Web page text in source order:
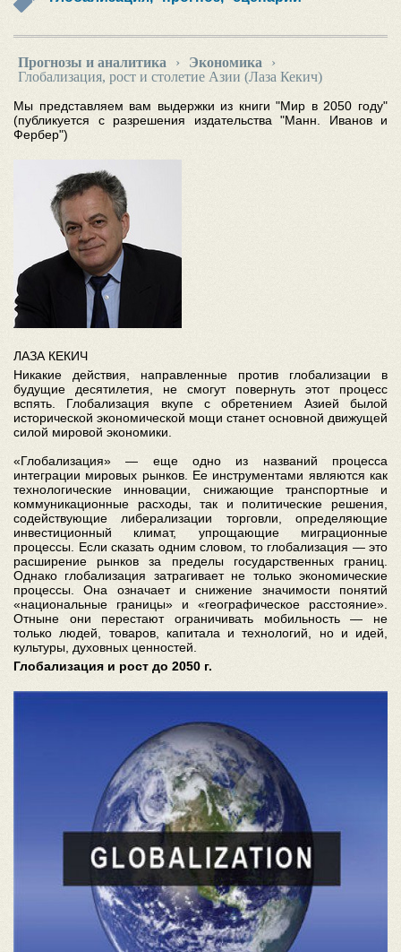
Прогнозы и аналитика › Экономика
›
Глобализация, рост и столетие Азии (Лаза Кекич)
Мы представляем вам выдержки из книги "Мир в 2050 году"
(публикуется с разрешения издательства "Манн. Иванов и
Фербер")
ЛАЗА КЕКИЧ
Никакие действия, направленные против глобализации в
будущие десятилетия, не смогут повернуть этот процесс
вспять. Глобализация вкупе с обретением Азией былой
исторической экономической мощи станет основной движущей
силой мировой экономики.
«Глобализация» — еще одно из названий процесса
интеграции мировых рынков. Ее инструментами являются как
технологические инновации, снижающие транспортные и
коммуникационные расходы, так и политические решения,
содействующие либерализации торговли, определяющие
инвестиционный климат, упрощающие миграционные
процессы. Если сказать одним словом, то глобализация — это
расширение рынков за пределы государственных границ.
Однако глобализация затрагивает не только экономические
процессы. Она означает и снижение значимости понятий
«национальные границы» и «географическое расстояние».
Отныне они перестают ограничивать мобильность — не
только людей, товаров, капитала и технологий, но и идей,
культуры, духовных ценностей.
Глобализация и рост до 2050 г.